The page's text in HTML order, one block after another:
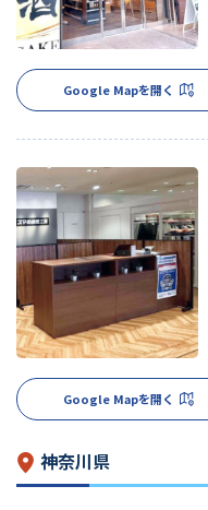
Google Mapを開く
Google Mapを開く
神奈川県